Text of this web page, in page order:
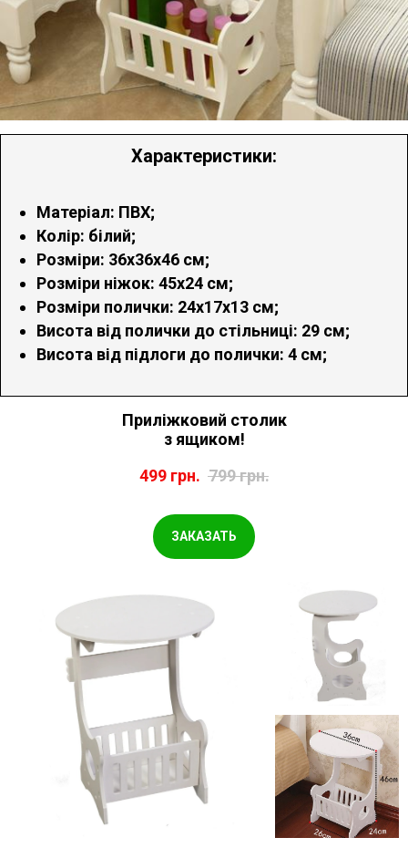
Характеристики:
Матеріал: ПВХ;
Колір: білий;
Розміри: 36х36х46 см;
Розміри ніжок: 45х24 см;
Розміри полички: 24х17х13 см;
Висота від полички до стільниці: 29 см;
Висота від підлоги до полички: 4 см;
Приліжковий столик
з ящиком!
499 грн. 799грн.
ЗАКАЗАТЬ